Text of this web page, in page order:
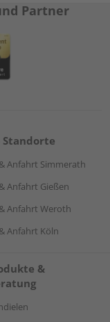
Partner
Standorte
Anfahrt Simmerath
Anfahrt Gießen
Anfahrt Weroth
Anfahrt Köln
&